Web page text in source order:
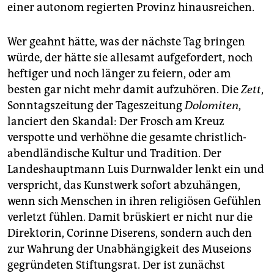
einer autonom regierten Provinz hinausreichen.
Wer geahnt hätte, was der nächste Tag bringen
würde, der hätte sie allesamt aufgefordert, noch
heftiger und noch länger zu feiern, oder am
besten gar nicht mehr damit aufzuhören. DieZett,
Sonntagszeitung der TageszeitungDolomiten,
lanciert den Skandal: Der Frosch am Kreuz
verspotte und verhöhne die gesamte christlich-
abendländische Kultur und Tradition. Der
Landeshauptmann Luis Durnwalder lenkt ein und
verspricht, das Kunstwerk sofort abzuhängen,
wenn sich Menschen in ihren religiösen Gefühlen
verletzt fühlen. Damit brüskiert er nicht nur die
Direktorin, Corinne Diserens, sondern auch den
zur Wahrung der Unabhängigkeit des Museions
gegründeten Stiftungsrat. Der ist zunächst